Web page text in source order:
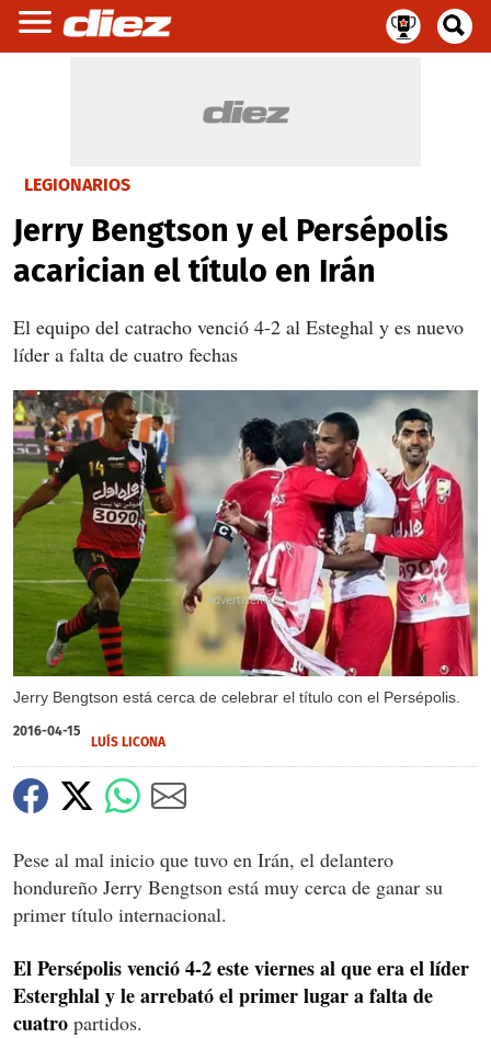
LEGIONARIOS
Jerry Bengtson y el Persépolis
acarician el título en Irán
El equipo del catracho venció 4-2 al Esteghal y es nuevo
líder a falta de cuatro fechas
Jerry Bengtson está cerca de celebrar el título con el Persépolis.
X
2016-04-15
LUÍS LICONA
Pese al mal inicio que tuvo en Irán, el delantero
hondureño Jerry Bengtson está muy cerca de ganar su
primer título internacional.
El Persépolis venció 4-2 este viernes al que era el líder
Esterghlal y le arrebató el primer lugar a falta de
cuatro partidos.